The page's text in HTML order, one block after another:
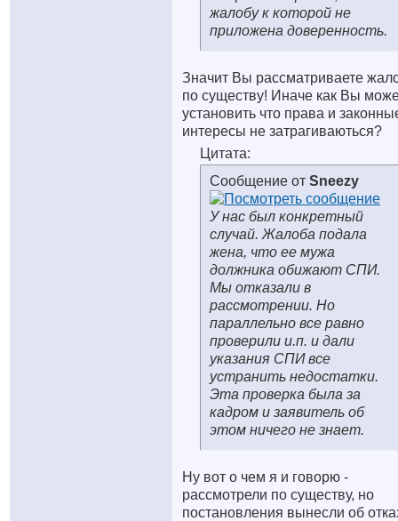
жалобу к которой не
приложена доверенность.
Значит Вы рассматриваете
по существу! Иначе как Вы
установить что права и
интересы не затрагиваються?
Цитата:
Сообщение от Sneezy
У нас был конкретный
случай. Жалоба подала
жена, что ее мужа
должника обижают СПИ.
Мы отказали в
рассмотрении. Но
параллельно все равно
проверили и.п. и дали
указания СПИ все
устранить недостатки.
Эта проверка была за
кадром и заявитель об
этом ничего не знает.
Ну вот о чем я и говорю -
рассмотрели по существу, но
постановления вынесли об